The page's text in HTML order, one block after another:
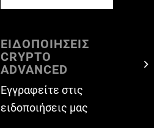
ΕΙΔΟΠΟΙΗΣΕΙΣ
CRYPTO
ADVANCED
Εγγραφείτε στις
ειδοποιήσεις μας